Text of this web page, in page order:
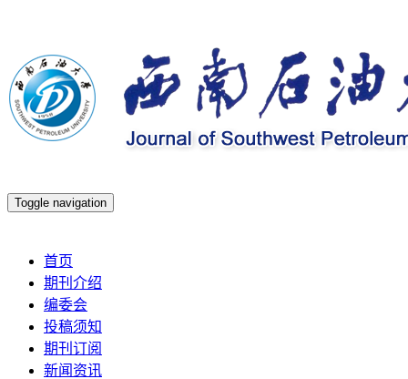
Toggle navigation
首页
期刊介绍
编委会
投稿须知
期刊订阅
新闻资讯